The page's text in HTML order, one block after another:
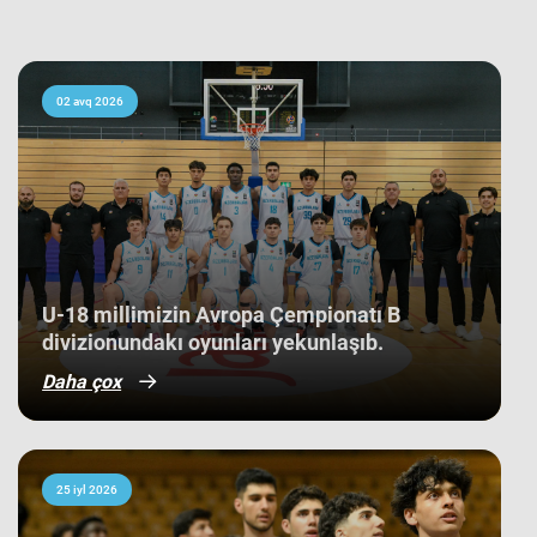
kollektivdən biri olan millimiz,
çempionatı 11-ci pillədə başa vurub.
Bu nəticə Azərbaycan basketbol
tarixində bir ilk kimi də statistikaya
düşüb. İlk baxışda yarışın tam
mərkəzində qərarlaşmaq adi bir
nəticə kimi görünsə də,
komandamızın yer aldığı qrupun
ağırlığı və rəqiblərin səviyyəsi bu
nəticənin adi bir nəticə olmadığını
göstərir. Bunu qrup mərhələsində
qarşılaşdığımız komandaların
çempionatın sonundakı yekun
mövqeləri də aydın sübut edir. Belə ki,
qrupdakı ən güclü rəqibimiz olan
İsveç millisi çempionatın bürünc
5-cisi olub. Şimali Makedoniya
yığması isə ilk onluqda qərarlaşaraq
çempionatı 9-cu sırada bitirib.
Millimiz çempionat boyu göstərdiyi
əzmkar oyun sayəsində ümumi
02 avq 2026
U-18 millimizin Avropa Çempionatı B
divizionundakı oyunları yekunlaşıb.
Daha çox
25 iyl 2026